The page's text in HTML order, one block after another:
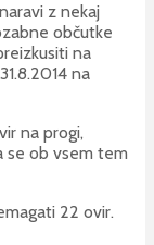
z nekaj
občutke
na
na
na progi,
se ob vsem tem
22 ovir.